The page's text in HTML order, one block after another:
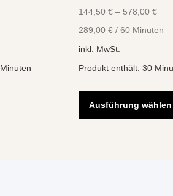
Minuten
144,50€ – 578,00€
289,00€ /60 Minuten
inkl. MwSt.
Produkt enthält: 30
Ausführung wählen